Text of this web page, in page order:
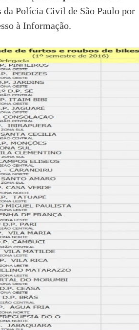
da Polícia Civil de São Paulo por
à Informação.